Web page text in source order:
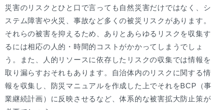
災害のリスクとひと口で言っても自然災害だけではなく、シ
ステム障害や火災、事故など多くの被災リスクがあります。
それらの被害を抑えるため、ありとあらゆるリスクを収集す
るには相応の人的・時間的コストがかかってしまうでしょ
う。また、人的リソースに依存したリスクの収集では情報を
取り漏らすおそれもあります。自治体内のリスクに関する情
報を収集し、防災マニュアルを作成した上でそれをBCP（事
業継続計画）に反映させるなど、体系的な被害拡大防止策が